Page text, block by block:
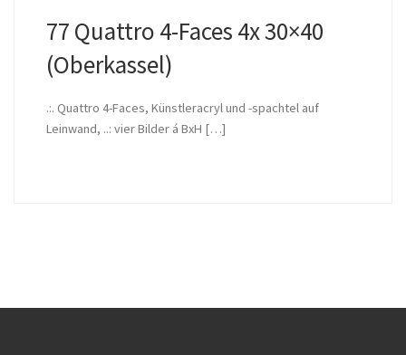
77 Quattro 4-Faces 4x 30×40
(Oberkassel)
.:. Quattro 4-Faces, Künstleracryl und -spachtel auf
Leinwand, ..: vier Bilder á BxH […]